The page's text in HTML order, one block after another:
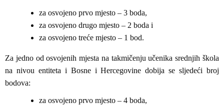
za osvojeno prvo mjesto – 3 boda,
za osvojeno drugo mjesto – 2 boda i
za osvojeno treće mjesto – 1 bod.
Za jedno od osvojenih mjesta na takmičenju učenika srednjih škola
na nivou entiteta i Bosne i Hercegovine dobija se sljedeći broj
bodova:
za osvojeno prvo mjesto – 4 boda,